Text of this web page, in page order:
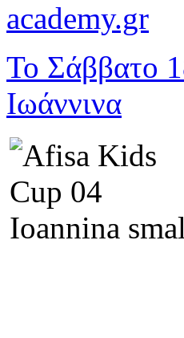
academy.gr
Το Σάββατο
Ιωάννινα